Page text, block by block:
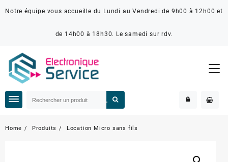
Notre équipe vous accueille du Lundi au Vendredi de 9h00 à 12h00 et
de 14h00 à 18h30. Le samedi sur rdv.
Home Produits Location Micro sans fils